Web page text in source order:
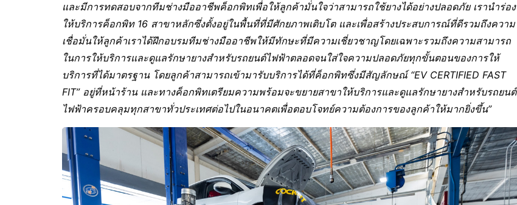
และมีการทดสอบจากทีมช่างมืออาชีพค็อกพิทเพื่อให้ลูกค้ามั่นใจว่าสามารถใช้ยางได้อย่างปลอดภัย เรานำร่อง
ให้บริการค็อกพิท 16 สาขาหลักซึ่งตั้งอยู่ในพื้นที่ที่มีศักยภาพเติบโต และเพื่อสร้างประสบการณ์ที่ดีรวมถึงความ
เชื่อมั่นให้ลูกค้าเราได้ฝึกอบรมทีมช่างมืออาชีพให้มีทักษะที่มีความเชี่ยวชาญโดยเฉพาะรวมถึงความสามารถ
ในการให้บริการและดูแลรักษายางสำหรับรถยนต์ไฟฟ้าตลอดจนใส่ใจความปลอดภัยทุกขั้นตอนของการให้
บริการที่ได้มาตรฐาน โดยลูกค้าสามารถเข้ามารับบริการได้ที่ค็อกพิทซึ่งมีสัญลักษณ์ “EV CERTIFIED FAST
FIT” อยู่ที่หน้าร้าน และทางค็อกพิทเตรียมความพร้อมจะขยายสาขาให้บริการและดูแลรักษายางสำหรับรถยนต์
ไฟฟ้าครอบคลุมทุกสาขาทั่วประเทศต่อไปในอนาคตเพื่อตอบโจทย์ความต้องการของลูกค้าให้มากยิ่งขึ้น”